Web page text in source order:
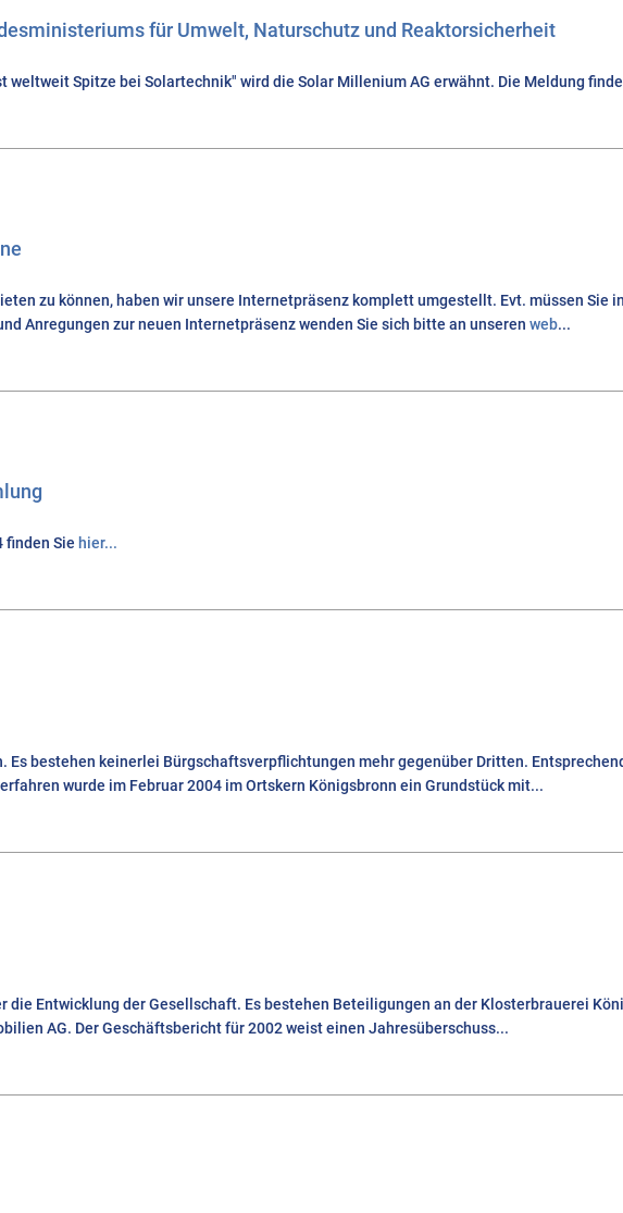
für Umwelt, Naturschutz und Reaktorsicherheit
Spitze bei Solartechnik" wird die Solar Millenium AG erwähnt. Die Meldung
zu können, haben wir unsere Internetpräsenz komplett umgestellt. Evt. müssen Sie
Anregungen zur neuen Internetpräsenz wenden Sie sich bitte an unseren web...
finden Sie hier...
bestehen keinerlei Bürgschaftsverpflichtungen mehr gegenüber Dritten.
wurde im Februar 2004 im Ortskern Königsbronn ein Grundstück mit...
Entwicklung der Gesellschaft. Es bestehen Beteiligungen an der Klosterbrauerei
AG. Der Geschäftsbericht für 2002 weist einen Jahresüberschuss...